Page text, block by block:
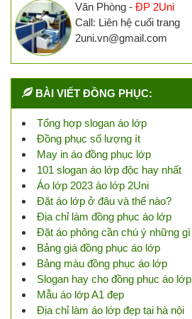
Văn Phòng - ĐP 2Uni
Call: Liên hệ cuối trang
2uni.vn@gmail.com
BÀI VIẾT ĐỒNG PHỤC:
Tổng hợp slogan áo lớp
Đồng phục số lượng ít
May in áo đồng phục lớp
101 slogan áo lớp độc hay nhất
Áo lớp 2023 áo lớp 2Uni
Đặt áo lớp ở đâu và thế nào?
Địa chỉ làm đồng phục áo lớp
Đặt áo phông cần chú ý những gì
Bảng giá đồng phục áo lớp
Bảng màu đồng phục áo lớp
Slogan hay cho đồng phục áo lớp
Mẫu áo lớp A1 đẹp
Địa chỉ làm áo lớp đẹp tại hà nội